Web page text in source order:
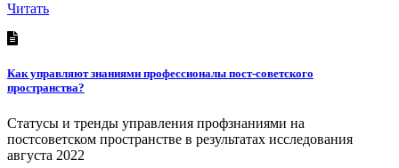
Читать
Как управляют знаниями профессионалы пост-советского
пространства?
Статусы и тренды управления профзнаниями на
постсоветском пространстве в результатах исследования
августа 2022